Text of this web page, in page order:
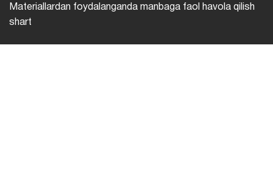
Materiallardan foydalanganda manbaga faol havola qilish
shart